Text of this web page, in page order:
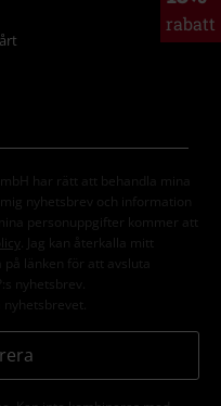
rabatt
har rätt att behandla mina
nyhetsbrev och information
personuppgifter kommer att
. Jag kan återkalla mitt
länken för att avsluta
nyhetsbrev.